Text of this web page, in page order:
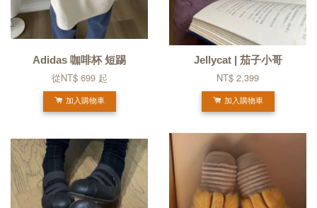
Adidas 咖啡杯 短踢
從NT$ 699 起
加入購物車
Jellycat | 茄子小哥
NT$ 2,399
加入購物車